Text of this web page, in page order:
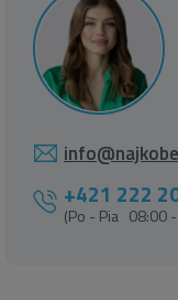
+421 222
(Po - Pia 08:00